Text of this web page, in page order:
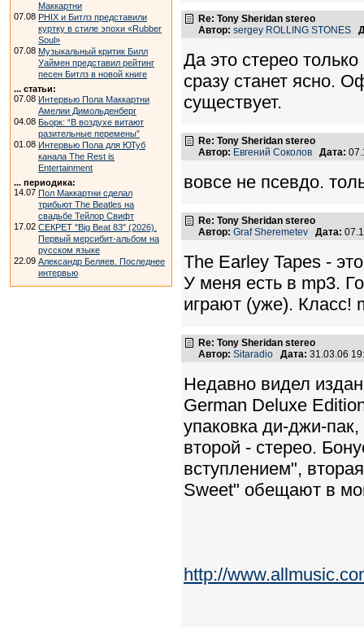
Маккартни
07.08 PHIX и Битлз представили
куртку в стиле эпохи «Rubber
Soul»
07.08 Музыкальный критик Билл
Уаймен представил рейтинг
песен Битлз в новой книге
... статьи:
07.08 Интервью Пола Маккартни
Амелии Димольденберг
04.08 Бьорк: “В воздухе витают
разительные перемены”
01.08 Интервью Пола для ЮТуб
канала The Rest is
Entertainment
... периодика:
14.07 Пол Маккартни сделал
трибьют The Beatles на
свадьбе Тейлор Свифт
17.02 СЕКРЕТ "Big Beat 83" (2026).
Первый мерсибит-альбом на
русском языке
22.09 Александр Беляев. Последнее
интервью
Re: Tony Sheridan stereo
Автор: sergey ROLLING STONES
Да это стерео
сразу станет ясно.
существует.
Re: Tony Sheridan stereo
Автор: Евгений Соколов Дата:
вовсе не псевдо.
Re: Tony Sheridan stereo
Автор: Graf Sheremetev Дата:
The Earley Tapes -
У меня есть в mp3.
играют (уже). Класс!
Re: Tony Sheridan stereo
Автор: Sitaradio Дата: 31.03.06
Недавно видел
German Deluxe
упаковка ди-джи-
второй - стерео.
вступлением",
Sweet" обещают в
http://